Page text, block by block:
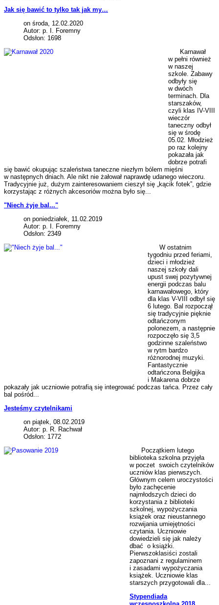
Jak się bawić to tylko tak jak my…
on środa, 12.02.2020
Autor: p. I. Foremny
Odsłon: 1698
Karnawał
w pełni również
w naszej
szkole. Zabawy
odbyły się
w dwóch
terminach. Dla
starszaków,
czyli klas IV-VIII
wieczór
taneczny odbył
się w środę
05.02. Młodzież
po raz kolejny
pokazała jak
dobrze potrafi
się bawić okupując szaleństwa taneczne niezłym bólem mięśni
w następnych dniach. Ale nikt nie żałował naprawdę udanego wieczoru.
Tradycyjnie już, dużym zainteresowaniem cieszył się „kącik fotek”, gdzie
korzystając z różnych akcesoriów można było się...
"Niech żyje bal..."
on poniedziałek, 11.02.2019
Autor: p. I. Foremny
Odsłon: 2349
W ostatnim
tygodniu przed feriami,
dzieci i młodzież
naszej szkoły dali
upust swej pozytywnej
energii podczas balu
karnawałowego, który
dla klas V-VIII odbył się
6 lutego. Bal rozpoczął
się tradycyjnie pięknie
odtańczonym
polonezem, a następnie
rozpoczęło się 3,5
godzinne szaleństwo
w rytm bardzo
różnorodnej muzyki.
Fantastycznie
odtańczona Belgijka
i Makarena dobrze
pokazały jak uczniowie potrafią się integrować podczas tańca. Przez cały
bal pośród...
Jesteśmy czytelnikami
on piątek, 08.02.2019
Autor: p. R. Rachwał
Odsłon: 1772
Początkiem lutego
biblioteka szkolna przyjęła
w poczet swoich czytelników
uczniów klas pierwszych.
Głównym celem uroczystości
było zachęcenie
najmłodszych dzieci do
korzystania z biblioteki
szkolnej, wypożyczania
książek oraz nieustannego
rozwijania umiejętności
czytania. Uczniowie
dowiedzieli się jak należy
dbać o książki.
Pierwszoklasiści zostali
zapoznani z regulaminem
i zasadami wypożyczania
książek. Uczniowie klas
starszych przygotowali dla...
Stypendiada